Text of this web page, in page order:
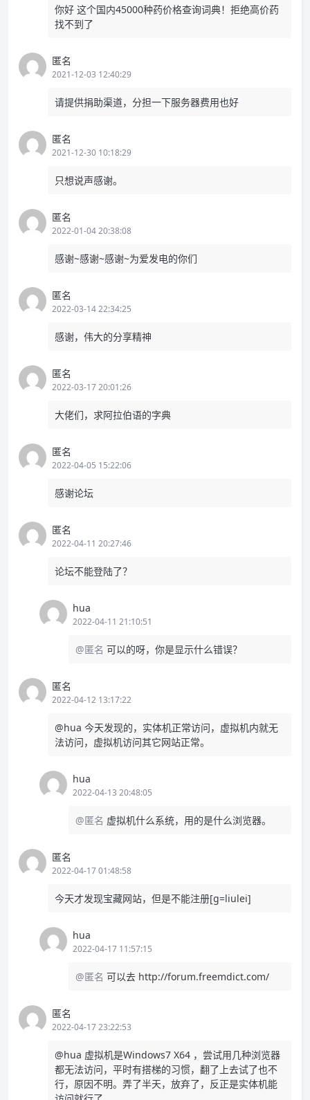
你好 这个国内45000种药价格查询词典！拒绝高价药
找不到了
匿名
2021-12-03 12:40:29
请提供捐助渠道，分担一下服务器费用也好
匿名
2021-12-30 10:18:29
只想说声感谢。
匿名
2022-01-04 20:38:08
感谢~感谢~感谢~为爱发电的你们
匿名
2022-03-14 22:34:25
感谢，伟大的分享精神
匿名
2022-03-17 20:01:26
大佬们，求阿拉伯语的字典
匿名
2022-04-05 15:22:06
感谢论坛
匿名
2022-04-11 20:27:46
论坛不能登陆了？
hua
2022-04-11 21:10:51
@匿名 可以的呀，你是显示什么错误？
匿名
2022-04-12 13:17:22
@hua 今天发现的，实体机正常访问，虚拟机内就无
法访问，虚拟机访问其它网站正常。
hua
2022-04-13 20:48:05
@匿名 虚拟机什么系统，用的是什么浏览器。
匿名
2022-04-17 01:48:58
今天才发现宝藏网站，但是不能注册[g=liulei]
hua
2022-04-17 11:57:15
@匿名 可以去 http://forum.freemdict.com/
匿名
2022-04-17 23:22:53
@hua 虚拟机是Windows7 X64 ，尝试用几种浏览器
都无法访问，平时有搭梯的习惯，翻了上去试了也不
行，原因不明。弄了半天，放弃了，反正是实体机能